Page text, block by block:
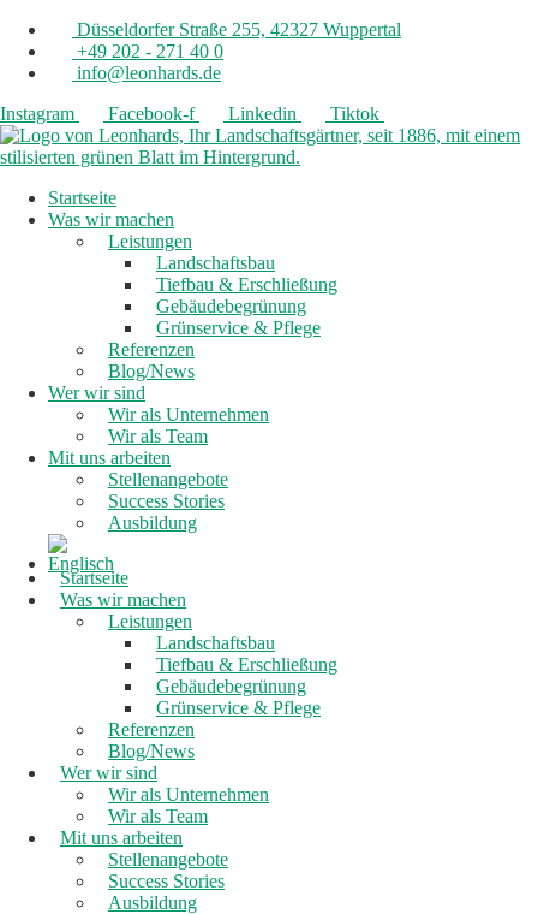
Düsseldorfer Straße 255, 42327 Wuppertal
+49 202 - 271 40 0
info@leonhards.de
Instagram
Facebook-f Linkedin Tiktok
Startseite
Was wir machen
Leistungen
Landschaftsbau
Tiefbau & Erschließung
Gebäudebegrünung
Grünservice & Pflege
Referenzen
Blog/News
Wer wir sind
Wir als Unternehmen
Wir als Team
Mit uns arbeiten
Stellenangebote
Success Stories
Ausbildung
Startseite
Was wir machen
Leistungen
Landschaftsbau
Tiefbau & Erschließung
Gebäudebegrünung
Grünservice & Pflege
Referenzen
Blog/News
Wer wir sind
Wir als Unternehmen
Wir als Team
Mit uns arbeiten
Stellenangebote
Success Stories
Ausbildung